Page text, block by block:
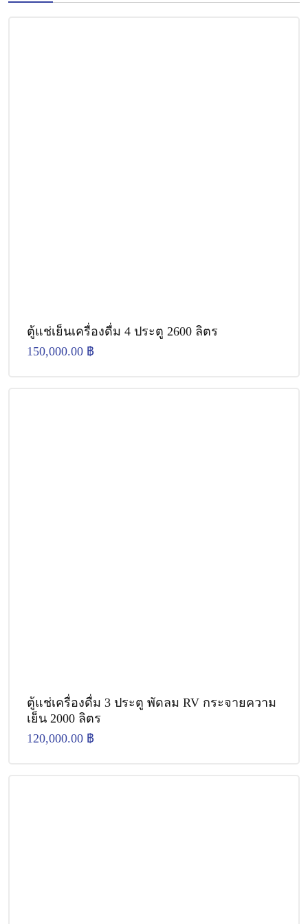
ตู้แช่เย็นเครื่องดื่ม 4 ประตู 2600 ลิตร
150,000.00 ฿
ตู้แช่เครื่องดื่ม 3 ประตู พัดลม RV กระจายความ
เย็น 2000 ลิตร
120,000.00 ฿